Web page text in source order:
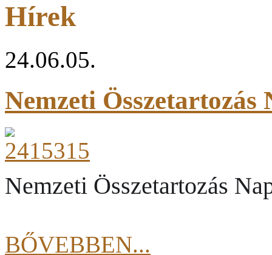
Hírek
24.06.05.
Nemzeti Összetartozás
Nemzeti Összetartozás
BŐVEBBEN...